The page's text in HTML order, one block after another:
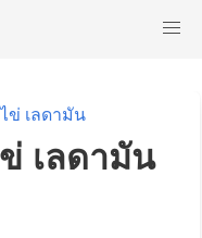
ไข่ เลดามัน
เลดามัน